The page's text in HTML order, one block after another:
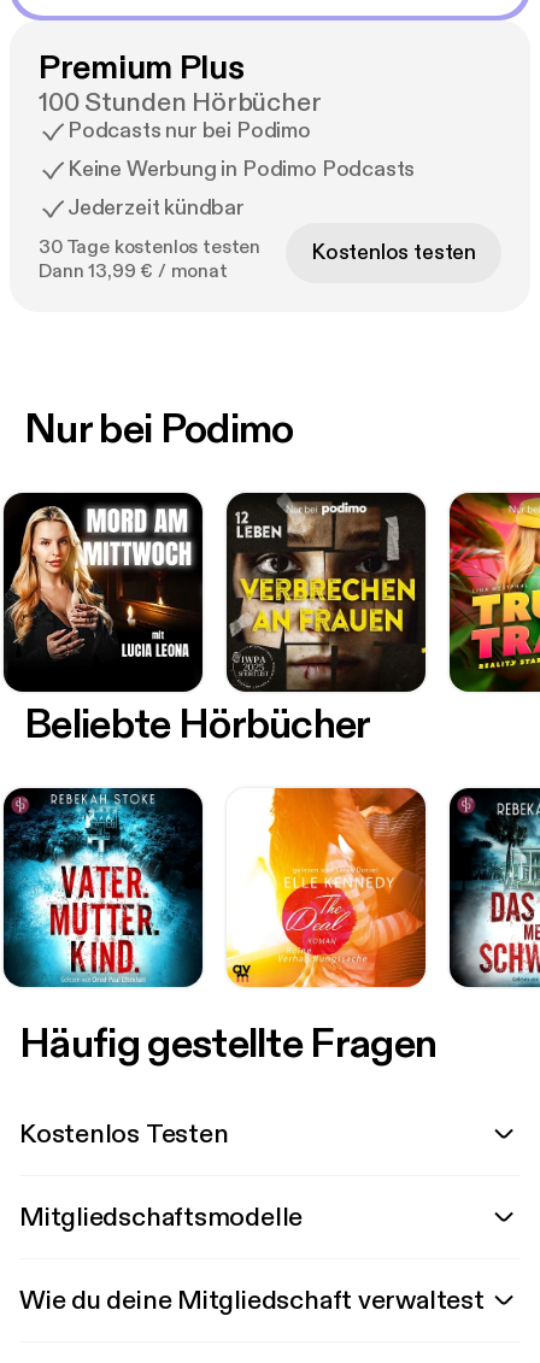
Premium Plus
100 Stunden Hörbücher
Podcasts nur bei Podimo
Keine Werbung in Podimo Podcasts
Jederzeit kündbar
30 Tage kostenlos testen
Dann 13,99 € / monat
Kostenlos testen
Nur bei Podimo
Beliebte Hörbücher
Häufig gestellte Fragen
Kostenlos Testen
Mitgliedschaftsmodelle
Wie du deine Mitgliedschaft verwaltest